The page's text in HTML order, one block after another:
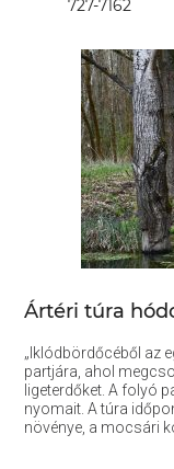
727-7162
Ártéri túra
„Iklódbördőcéből az
partjára, ahol
ligeterdőket. A folyó
nyomait. A túra
növénye, a mocsári